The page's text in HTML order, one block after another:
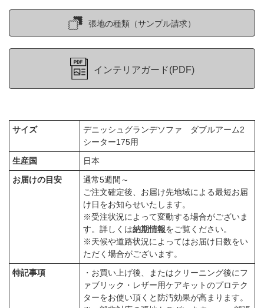
張地の種類（サンプル請求）
インテリアガード(PDF)
サイズ
デニッシュグランデソファ ダブルアーム2
シーター175用
生産国
日本
お届けの目安
通常5週間～
ご注文確定後、お届け先地域による最短お届
け日をお知らせいたします。
※受注状況によって変動する場合がございま
す。詳しくは納期情報をご覧ください。
※天候や道路状況によってはお届け日数をい
ただく場合がございます。
特記事項
・お買い上げ後、またはクリーニング後にフ
ァブリック・レザー用ケアキットのプロテク
ターをお使い頂くと防汚効果が高まります。